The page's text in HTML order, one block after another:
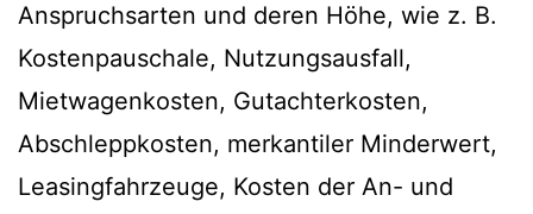
Anspruchsarten und deren Höhe, wie z. B.
Kostenpauschale, Nutzungsausfall,
Mietwagenkosten, Gutachterkosten,
Abschleppkosten, merkantiler Minderwert,
Leasingfahrzeuge, Kosten der An- und